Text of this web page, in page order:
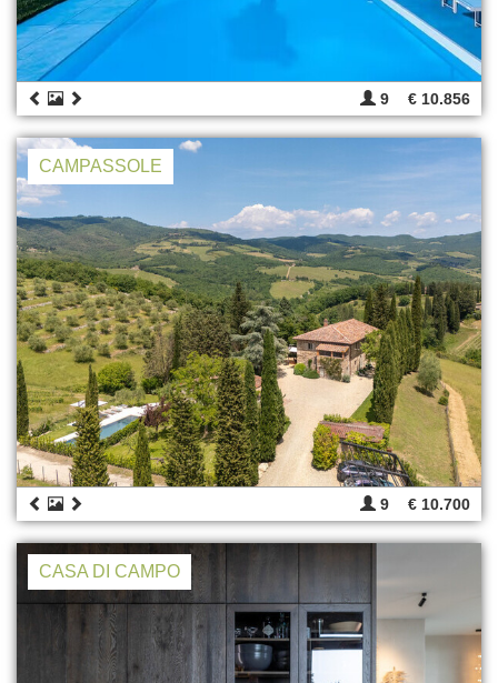
9 € 10.856
CAMPASSOLE
9 € 10.700
CASA DI CAMPO